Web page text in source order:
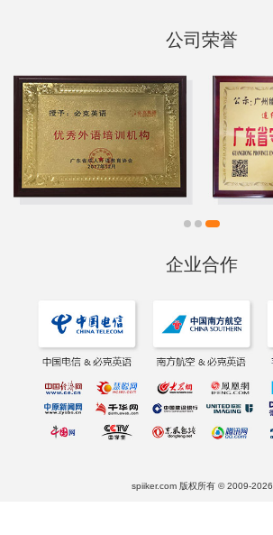
公司荣誉
企业合作
spiiker.com 版权所有 © 2009-2026